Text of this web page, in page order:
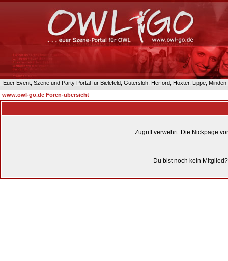
Euer Event, Szene und Party Portal für Bielefeld, Gütersloh, Herford, Höxter, Lippe,
www.owl-go.de Foren-übersicht
Zugriff verwehrt: Die Nickpage
Du bist noch kein